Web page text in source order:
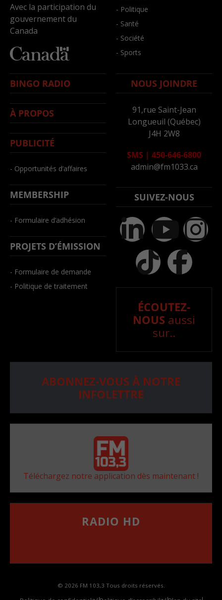
Avec la participation du
gouvernement du
Canada
- Politique
- Santé
- Société
- Sports
BINGO RADIO
À PROPOS
PUBLICITÉ
- Opportunités d’affaires
MEMBERSHIP
- Formulaire d’adhésion
PROJETS D’ÉMISSION
- Formulaire de demande
- Politique de traitement
NOUS JOINDRE
91,rue Saint-Jean
Longueuil (Québec)
J4H 2W8
SMS | 450-646-6800
admin@fm1033.ca
SUIVEZ-NOUS
ÉCOUTEZ-
NOUS aussi
sur..
ABONNEZ-VOUS À NOTRE
INFOLETTRE
Téléchargez notre application dès maintenant !
RADIO HD
© 2026 FM 103,3 Tous droits réservés.